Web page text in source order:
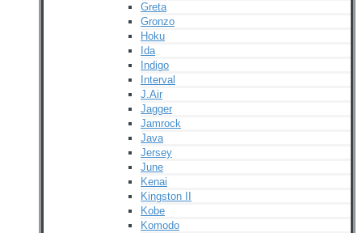
Greta
Gronzo
Hoku
Ida
Indigo
Interval
J.Air
Jagger
Jamrock
Java
Jersey
June
Kenai
Kingston II
Kobe
Komodo